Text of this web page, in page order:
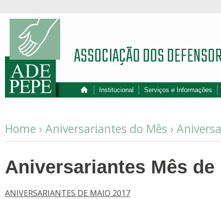
Institucional Serviços e Informações
ASSOCIAÇÃO DOS
Home › Aniversariantes do Mês ›
Aniversariantes Mês de
ANIVERSARIANTES DE MAIO 2017